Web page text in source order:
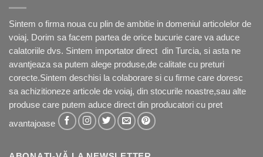
Sintem o firma noua cu plin de ambitie in domeniul articolelor de
voiaj. Dorim sa facem partea de orice bucurie care va aduce
calatoriile dvs. Sintem importator direct din Turcia, si asta ne
avantjeaza sa putem alege produse,de calitate cu preturi
corecte.Sintem deschisi la colaborare si cu firme care doresc
sa achizitioneze articole de voiaj, din stocurile noastre,sau alte
produse care putem aduce direct din producatori cu pret
avantajoase